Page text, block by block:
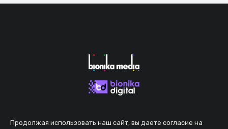
Продолжая использовать наш сайт, вы даете согласие на